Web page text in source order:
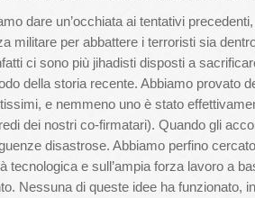
dare un’occhiata ai tentativi
militare per abbattere i terroristi sia
ci sono più jihadisti disposti a
della storia recente. Abbiamo provato
e nemmeno uno è stato
dei nostri co-firmatari). Quando gli
disastrose. Abbiamo perfino
tecnologica e sull’ampia forza lavoro a
Nessuna di queste idee ha funzionato,